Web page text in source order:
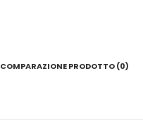
COMPARAZIONE PRODOTTO (0)